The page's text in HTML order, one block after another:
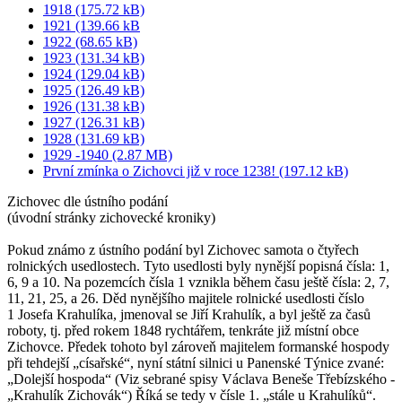
1918 (175.72 kB)
1921 (139.66 kB
1922 (68.65 kB)
1923 (131.34 kB)
1924 (129.04 kB)
1925 (126.49 kB)
1926 (131.38 kB)
1927 (126.31 kB)
1928 (131.69 kB)
1929 -1940 (2.87 MB)
První zmínka o Zichovci již v roce 1238! (197.12 kB)
Zichovec dle ústního podání
(úvodní stránky zichovecké kroniky)
Pokud známo z ústního podání byl Zichovec samota o čtyřech
rolnických usedlostech. Tyto usedlosti byly nynější popisná čísla: 1,
6, 9 a 10. Na pozemcích čísla 1 vznikla během času ještě čísla: 2, 7,
11, 21, 25, a 26. Děd nynějšího majitele rolnické usedlosti číslo
1 Josefa Krahulíka, jmenoval se Jiří Krahulík, a byl ještě za časů
roboty, tj. před rokem 1848 rychtářem, tenkráte již místní obce
Zichovce. Předek tohoto byl zároveň majitelem formanské hospody
při tehdejší „císařské“, nyní státní silnici u Panenské Týnice zvané:
„Dolejší hospoda“ (Viz sebrané spisy Václava Beneše Třebízského -
„Krahulík Zichovák“) Říká se tedy v čísle 1. „stále u Krahulíků“.